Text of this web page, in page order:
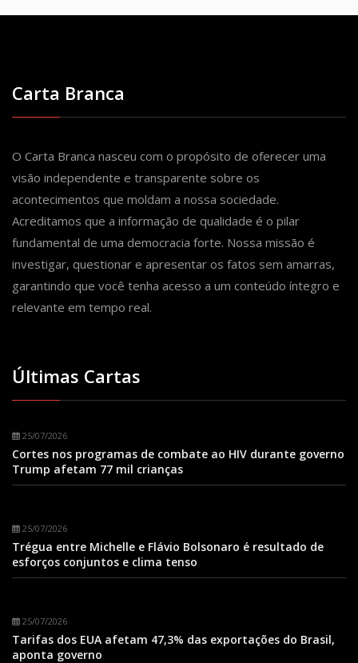
Carta Branca
O Carta Branca nasceu com o propósito de oferecer uma
visão independente e transparente sobre os
acontecimentos que moldam a nossa sociedade.
Acreditamos que a informação de qualidade é o pilar
fundamental de uma democracia forte. Nossa missão é
investigar, questionar e apresentar os fatos sem amarras,
garantindo que você tenha acesso a um conteúdo íntegro e
relevante em tempo real.
Últimas Cartas
25/07/2026
Cortes nos programas de combate ao HIV durante governo
Trump afetam 77 mil crianças
25/07/2026
Trégua entre Michelle e Flávio Bolsonaro é resultado de
esforços conjuntos e clima tenso
25/07/2026
Tarifas dos EUA afetam 47,3% das exportações do Brasil,
aponta governo